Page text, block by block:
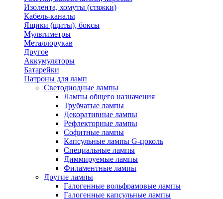
Изолента, хомуты (стяжки)
Кабель-каналы
Ящики (щиты), боксы
Мультиметры
Металлорукав
Другое
Аккумуляторы
Батарейки
Патроны для ламп
Светодиодные лампы
Лампы общего назначения
Трубчатые лампы
Декоративные лампы
Рефлекторные лампы
Софитные лампы
Капсульные лампы G-цоколь
Специальные лампы
Диммируемые лампы
Филаментные лампы
Другие лампы
Галогенные вольфрамовые лампы
Галогенные капсульные лампы